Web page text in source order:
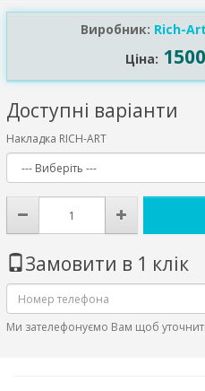
Виробник: Rich-Art
Ціна:
Доступні варіанти
Накладка RICH-ART
Замовити в 1 клік
Ми зателефонуємо Вам щоб